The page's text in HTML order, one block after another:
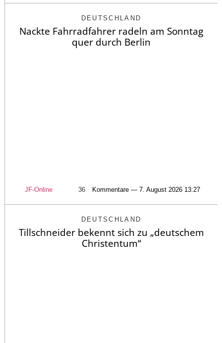
DEUTSCHLAND
Nackte Fahrradfahrer radeln am Sonntag
quer durch Berlin
JF-Online 36 Kommentare — 7. August 2026 13:27
DEUTSCHLAND
Tillschneider bekennt sich zu „deutschem
Christentum“